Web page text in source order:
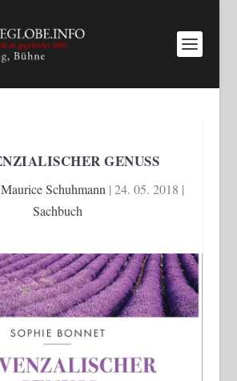
GENUSS
Maurice Schuhmann | 24. 05. 2018 |
Sachbuch